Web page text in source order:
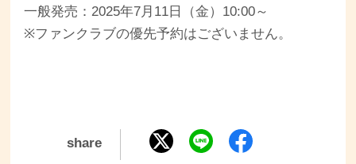
一般発売：2025年7月11日（金）10:00～
※ファンクラブの優先予約はございません。
share